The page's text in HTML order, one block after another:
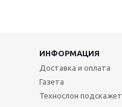
ИНФОРМАЦИЯ
Доставка и оплата
Газета
Технослон подскажет